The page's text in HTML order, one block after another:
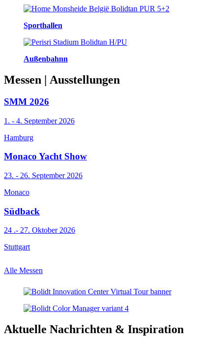
Sporthallen
Außenbahnn
Messen | Ausstellungen
SMM 2026
1. - 4. September 2026
Hamburg
Monaco Yacht Show
23. - 26. September 2026
Monaco
Südback
24 .- 27. Oktober 2026
Stuttgart
Alle Messen
Aktuelle Nachrichten & Inspiration